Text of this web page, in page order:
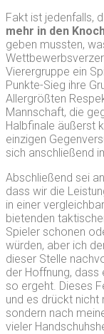
Fakt ist jedenfalls,
mehr in den
geben mussten,
Vierergruppe ein
Punkte-Sieg ihre
Allergrößten
Mannschaft, die
Halbfinale äußerst
einzigen
sich anschließend
Abschließend sei
dass wir die
in einer
bietenden
Spieler schonen
würden, aber ich
dieser Stelle
der Hoffnung, dass
so ergeht. Dieses
und es drückt nicht
sondern nach
vieler